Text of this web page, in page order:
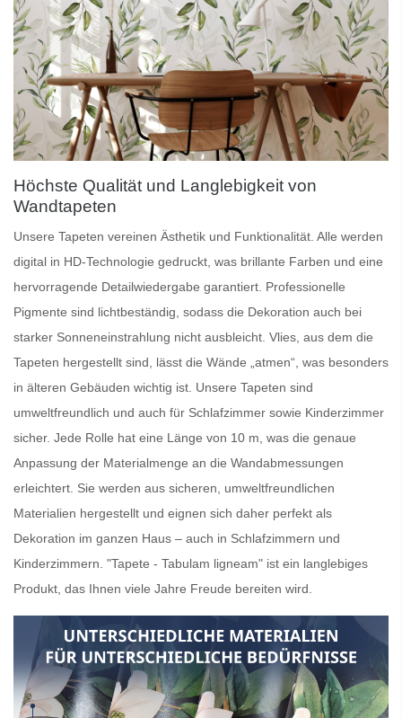
Höchste Qualität und Langlebigkeit von
Wandtapeten
Unsere Tapeten vereinen Ästhetik und Funktionalität. Alle werden
digital in HD-Technologie gedruckt, was brillante Farben und eine
hervorragende Detailwiedergabe garantiert. Professionelle
Pigmente sind lichtbeständig, sodass die Dekoration auch bei
starker Sonneneinstrahlung nicht ausbleicht. Vlies, aus dem die
Tapeten hergestellt sind, lässt die Wände „atmen“, was besonders
in älteren Gebäuden wichtig ist. Unsere Tapeten sind
umweltfreundlich und auch für Schlafzimmer sowie Kinderzimmer
sicher. Jede Rolle hat eine Länge von 10 m, was die genaue
Anpassung der Materialmenge an die Wandabmessungen
erleichtert. Sie werden aus sicheren, umweltfreundlichen
Materialien hergestellt und eignen sich daher perfekt als
Dekoration im ganzen Haus – auch in Schlafzimmern und
Kinderzimmern. "Tapete - Tabulam ligneam" ist ein langlebiges
Produkt, das Ihnen viele Jahre Freude bereiten wird.